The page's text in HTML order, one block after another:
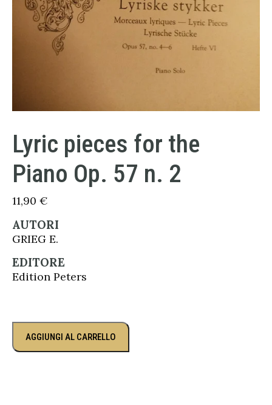
Lyric pieces for the
Piano Op. 57 n. 2
11,90 €
AUTORI
GRIEG E.
EDITORE
Edition Peters
AGGIUNGI AL CARRELLO